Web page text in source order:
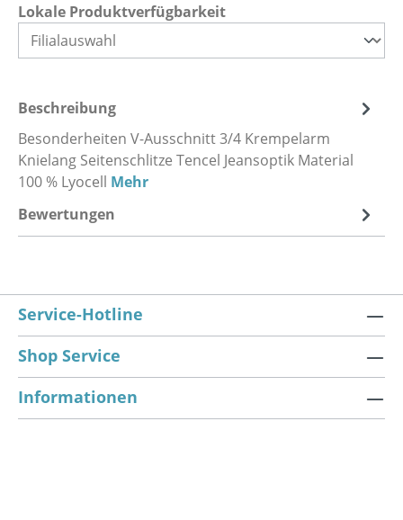
Lokale Produktverfügbarkeit
Beschreibung
Besonderheiten V-Ausschnitt 3/4 Krempelarm
Knielang Seitenschlitze Tencel Jeansoptik Material
100 % Lyocell Mehr
Bewertungen
Service-Hotline
Shop Service
Informationen